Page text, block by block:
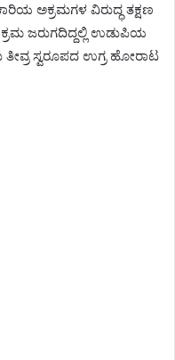
ಅಕ್ರಮಗಳ ವಿರುದ್ಧ ತಕ್ಷಣ
ಜರುಗದಿದ್ದಲ್ಲಿ ಉಡುಪಿಯ
ತೀವ್ರ ಸ್ವರೂಪದ ಉಗ್ರ ಹೋರಾಟ